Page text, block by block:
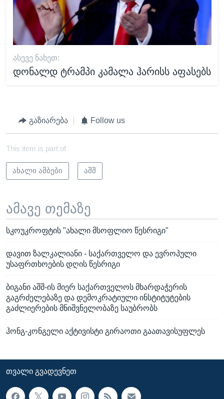
ᲐᲡᲔᲕᲔ ᲜᲐᲮᲔᲗ:
დონალდ ტრამპი კამალა ჰარისს აფასებს
გაზიარება Follow us
This item is part of
ახალი ამბები აშშ
ამავე თემაზე
სკოუკროფტის "ახალი მსოფლიო წესრიგი"
დავით ზალკალიანი - საქართველო და ევროპული
უსაფრთხოების დღის წესრიგი
ბიგანი აშშ-ის მიერ საქართველოს მხარდაჭერის
გაგრძელებაზე და დემოკრატიული ინსტიტუტების
გაძლიერების მნიშვნელობაზე საუბრობს
ჰონგ-კონგელი აქტივისტი გირაოთი გაათავისუფლეს
ᲗᲕᲐᲚᲘ ᲒᲕᲐᲓᲔᲕᲜᲔᲗ